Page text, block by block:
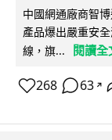
中國網通廠商智
產品爆出嚴重安
線，旗...
閱讀全
268 63 ↗